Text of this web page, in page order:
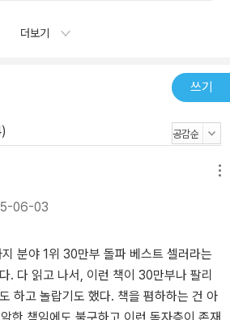
더보기
쓰기
06-03
분야 1위 30만부 돌파 베스트 셀러라는
. 다 읽고 나서, 이런 책이 30만부나 팔리
기도 했다. 책을 폄하하는 건 아